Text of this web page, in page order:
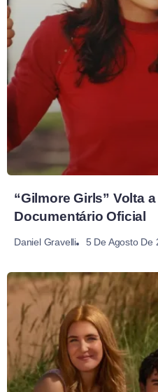
“Gilmore Girls” Volta
Documentário Oficial
Daniel Gravelli 5 De Agosto De